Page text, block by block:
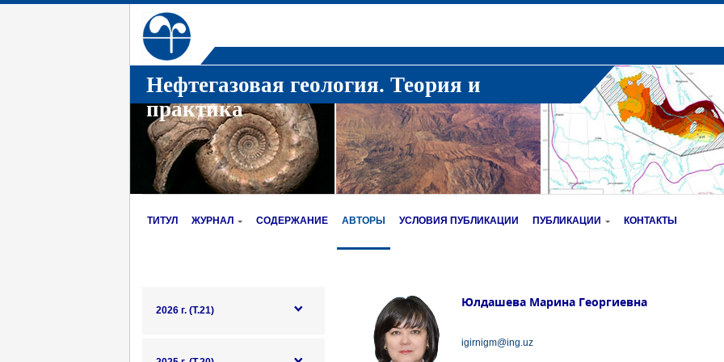
Нефтегазовая геология. Теория и
практика
ТИТУЛ ЖУРНАЛ СОДЕРЖАНИЕ АВТОРЫ УСЛОВИЯ ПУБЛИКАЦИИ ПУБЛИКАЦИИ КОНТАКТЫ
2026 г. (Т.21)
Юлдашева Марина Георгиевна
igirnigm@ing.uz